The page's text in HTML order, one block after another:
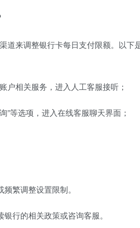
道来调整银行卡每日支付限额。以下
户相关服务，进入人工客服接听；
”等选项，进入在线客服聊天界面；
繁调整设置限制。
行的相关政策或咨询客服。